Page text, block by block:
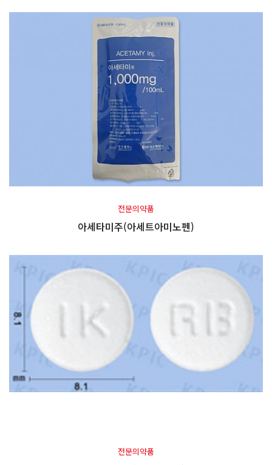
전문의약품
아세타미주(아세트아미노펜)
전문의약품